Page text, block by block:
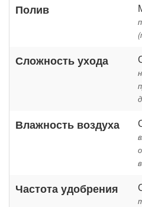
Полив
Сложность ухода
Влажность воздуха
Частота удобрения